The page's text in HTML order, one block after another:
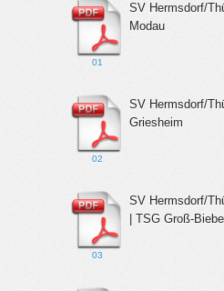
01
SV Hermsdorf/
Modau
02
SV Hermsdorf/
Griesheim
03
SV Hermsdorf/
| TSG Groß-